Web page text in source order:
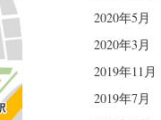
2020年5月
2020年3月
2019年11月
2019年7月